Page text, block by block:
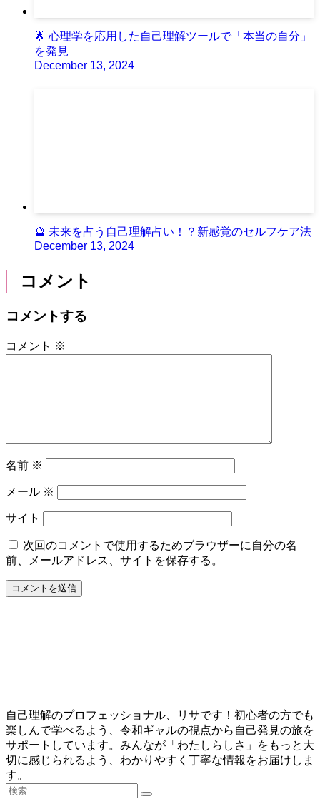
🌟 心理学を応用した自己理解ツールで「本当の自分」
を発見
December 13, 2024
🔮 未来を占う自己理解占い！？新感覚のセルフケア法
December 13, 2024
コメント
コメントする
コメント ※
名前 ※
メール ※
サイト
次回のコメントで使用するためブラウザーに自分の名
前、メールアドレス、サイトを保存する。
自己理解のプロフェッショナル、リサです！初心者の方でも
楽しんで学べるよう、令和ギャルの視点から自己発見の旅を
サポートしています。みんなが「わたしらしさ」をもっと大
切に感じられるよう、わかりやすく丁寧な情報をお届けしま
す。